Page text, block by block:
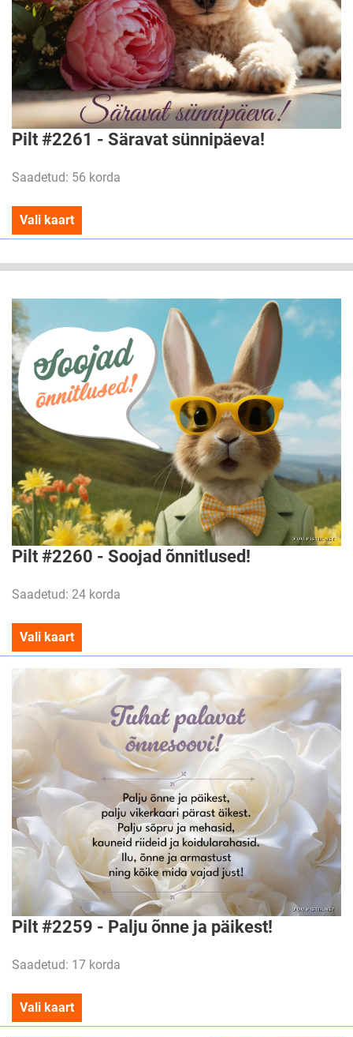
Pilt #2261 - Säravat sünnipäeva!
Saadetud: 56 korda
Vali kaart
Pilt #2260 - Soojad õnnitlused!
Saadetud: 24 korda
Vali kaart
Pilt #2259 - Palju õnne ja päikest!
Saadetud: 17 korda
Vali kaart